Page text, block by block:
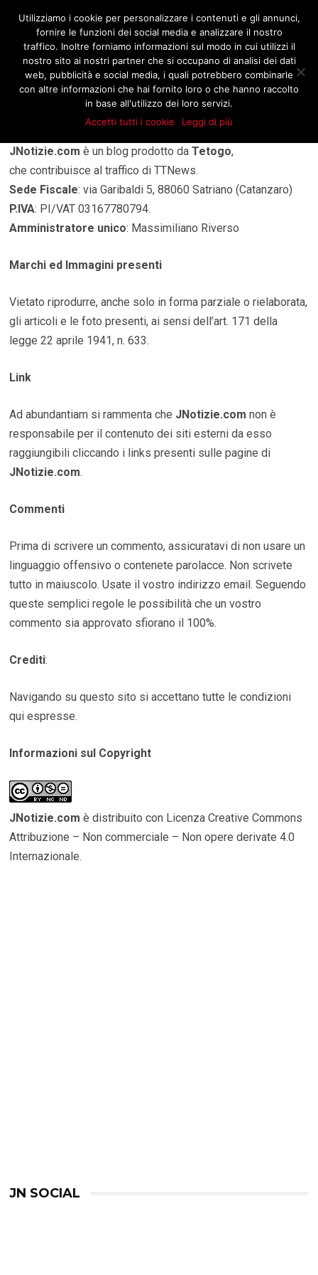
JNOTIZIE.COM
Legals
JNotizie.com è un blog prodotto daTetogo,
che contribuisce al traffico di TTNews.
Sede Fiscale: via Garibaldi 5, 88060 Satriano (Catanzaro)
P.IVA: PI/VAT 03167780794.
Amministratore unico: Massimiliano Riverso
Marchi ed Immagini presenti
Vietato riprodurre, anche solo in forma parziale o rielaborata,
gli articoli e le foto presenti, ai sensi dell’art. 171 della
legge 22 aprile 1941, n. 633.
Link
Ad abundantiam si rammenta che JNotizie.com non è
responsabile per il contenuto dei siti esterni da esso
raggiungibili cliccando i links presenti sulle pagine di
JNotizie.com.
Commenti
Prima di scrivere un commento, assicuratavi di non usare un
linguaggio offensivo o contenete parolacce. Non scrivete
tutto in maiuscolo. Usate il vostro indirizzo email. Seguendo
queste semplici regole le possibilità che un vostro
commento sia approvato sfiorano il 100%.
Crediti:
Navigando su questo sito si accettano tutte le condizioni
qui espresse.
Informazioni sul Copyright
JNotizie.com è distribuito con Licenza Creative Commons
Attribuzione – Non commerciale – Non opere derivate 4.0
Internazionale.
JN SOCIAL
Utilizziamo i cookie per personalizzare i contenuti e gli annunci,
fornire le funzioni dei social media e analizzare il nostro
traffico. Inoltre forniamo informazioni sul modo in cui utilizzi il
nostro sito ai nostri partner che si occupano di analisi dei dati
web, pubblicità e social media, i quali potrebbero combinarle
con altre informazioni che hai fornito loro o che hanno raccolto
in base all'utilizzo dei loro servizi.
Accetti tutti i cookie
Leggi di più